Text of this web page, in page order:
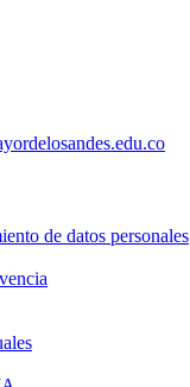
de datos personales